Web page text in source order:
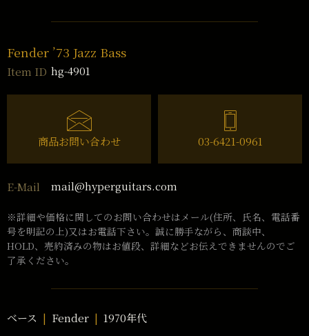
Fender ’73 Jazz Bass
Item ID hg-4901
商品お問い合わせ 03-6421-0961
E-Mail mail@hyperguitars.com
※詳細や価格に関してのお問い合わせはメール(住所、氏名、電話番
号を明記の上)又はお電話下さい。誠に勝手ながら、商談中、
HOLD、売約済みの物はお値段、詳細などお伝えできませんのでご
了承ください。
ベース Fender 1970年代